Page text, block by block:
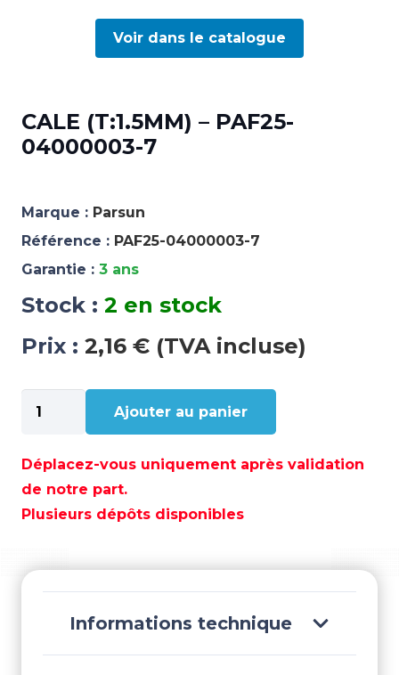
Voir dans le catalogue
CALE (T:1.5MM) – PAF25-
04000003-7
Marque : Parsun
Référence : PAF25-04000003-7
Garantie : 3 ans
Stock : 2 en stock
Prix : 2,16 € (TVA incluse)
de
(T:1.5MM)
-
PAF25-
Ajouter au panier
Déplacez-vous uniquement après validation
de notre part.
Plusieurs dépôts disponibles
Informations technique